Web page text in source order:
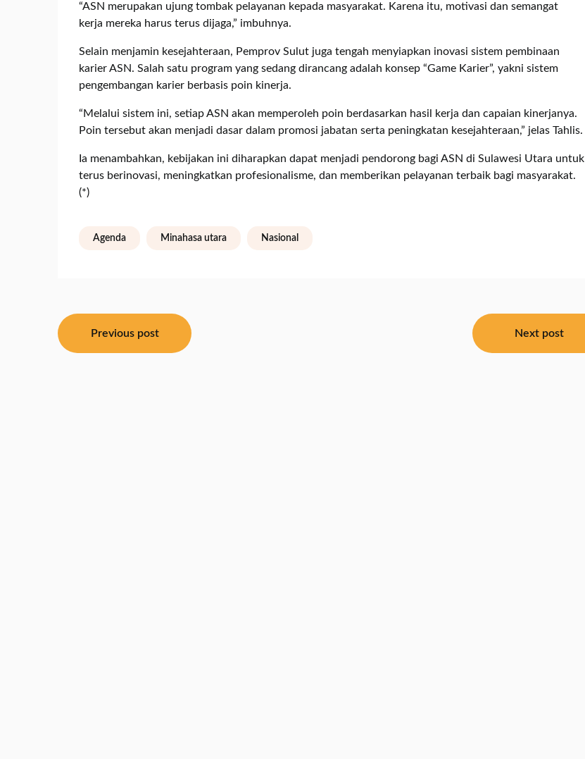
“ASN merupakan ujung tombak pelayanan kepada masyarakat. Karena itu, motivasi dan semangat
kerja mereka harus terus dijaga,” imbuhnya.
Selain menjamin kesejahteraan, Pemprov Sulut juga tengah menyiapkan inovasi sistem pembinaan
karier ASN. Salah satu program yang sedang dirancang adalah konsep “Game Karier”, yakni sistem
pengembangan karier berbasis poin kinerja.
“Melalui sistem ini, setiap ASN akan memperoleh poin berdasarkan hasil kerja dan capaian kinerjanya.
Poin tersebut akan menjadi dasar dalam promosi jabatan serta peningkatan kesejahteraan,” jelas Tahlis.
Ia menambahkan, kebijakan ini diharapkan dapat menjadi pendorong bagi ASN di Sulawesi Utara untuk
terus berinovasi, meningkatkan profesionalisme, dan memberikan pelayanan terbaik bagi masyarakat.
(*)
Agenda Minahasa utara Nasional
Navigasi
pos
Previous post Next post